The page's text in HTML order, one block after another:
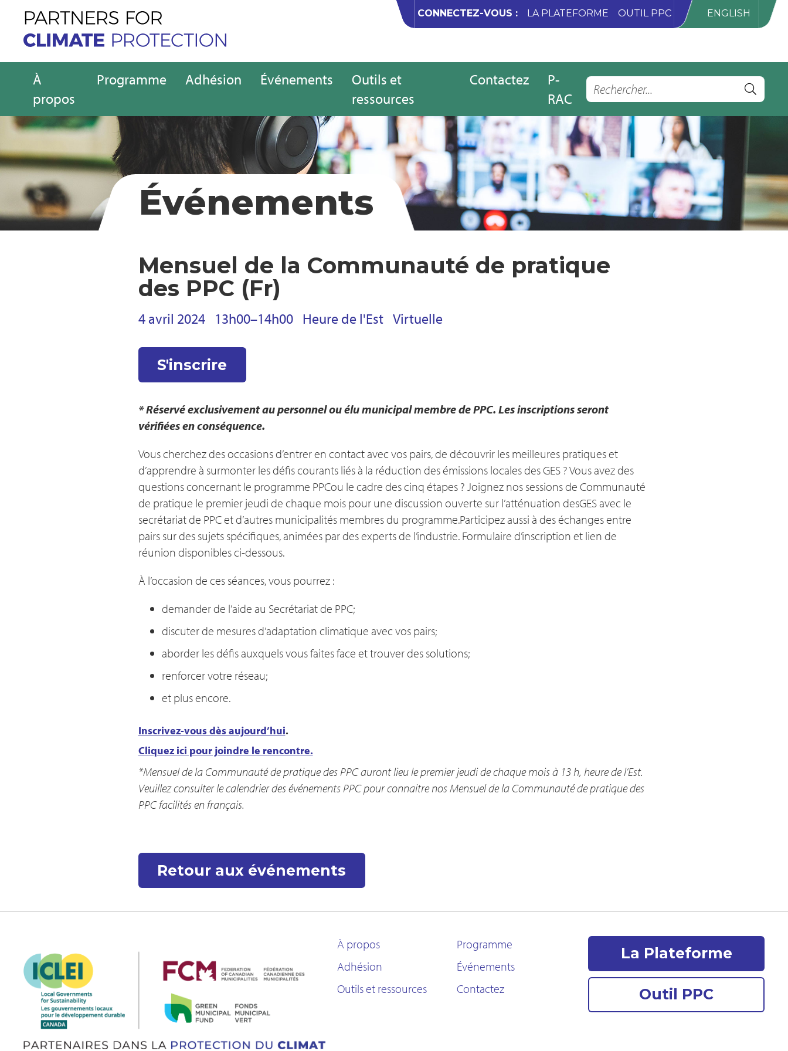
À
propos
Programme Adhésion Événements
Outils et
ressources
Contactez
P-
RAC
CONNECTEZ-VOUS : LA PLATEFORME OUTIL PPC ENGLISH
Événements
Mensuel de la Communauté de pratique
des PPC (Fr)
4 avril 2024 13h00–14h00 Heure de l'Est Virtuelle
S'inscrire
* Réservé exclusivement au personnel ou élu municipal membre de PPC. Les inscriptions seront
vérifiées en conséquence.
Vous cherchez des occasions d’entrer en contact avec vos pairs, de découvrir les meilleures pratiques et
d’apprendre à surmonter les défis courants liés à la réduction des émissions locales des GES ? Vous avez des
questions concernant le programme PPCou le cadre des cinq étapes ? Joignez nos sessions de Communauté
de pratique le premier jeudi de chaque mois pour une discussion ouverte sur l’atténuation desGES avec le
secrétariat de PPC et d’autres municipalités membres du programme.Participez aussi à des échanges entre
pairs sur des sujets spécifiques, animées par des experts de l’industrie. Formulaire d’inscription et lien de
réunion disponibles ci-dessous.
À l’occasion de ces séances, vous pourrez :
demander de l’aide au Secrétariat de PPC;
discuter de mesures d’adaptation climatique avec vos pairs;
aborder les défis auxquels vous faites face et trouver des solutions;
renforcer votre réseau;
et plus encore.
Inscrivez-vous dès aujourd’hui.
Cliquez ici pour joindre le rencontre.
*Mensuel de la Communauté de pratique des PPC auront lieu le premier jeudi de chaque mois à 13 h, heure de l’Est.
Veuillez consulter le calendrier des événements PPC pour connaitre nos Mensuel de la Communauté de pratique des
PPC facilités en français.
Retour aux événements
À propos
Programme
Adhésion
Événements
Outils et ressources
Contactez
La Plateforme
Outil PPC